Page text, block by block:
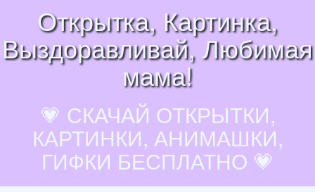
Открытка, Картинка,
Выздоравливай, Любимая
мама!
💗 СКАЧАЙ ОТКРЫТКИ,
КАРТИНКИ, АНИМАШКИ,
ГИФКИ БЕСПЛАТНО 💗